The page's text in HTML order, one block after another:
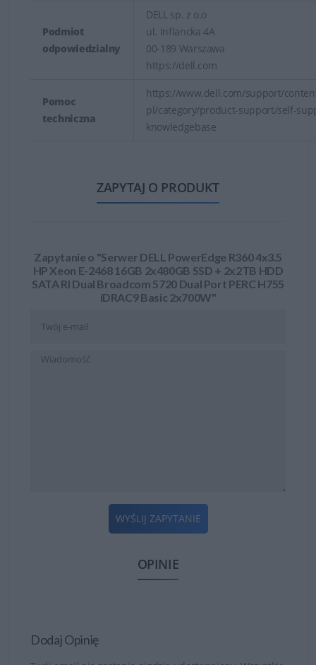
Podmiot
odpowiedzialny
DELL sp. z o.o
ul. Inflancka 4A
00-189 Warszawa
https://dell.com
Pomoc
techniczna
https://www.dell.com/support/
pl/category/product-support/self-
knowledgebase
ZAPYTAJ O PRODUKT
Zapytanie o "Serwer DELL PowerEdge R360 4x3.5
HP Xeon E-2468 16GB 2x480GB SSD + 2x2TB HDD
SATA RI Dual Broadcom 5720 Dual Port PERC H755
iDRAC9 Basic 2x700W"
WYŚLIJ ZAPYTANIE
OPINIE
Dodaj Opinię